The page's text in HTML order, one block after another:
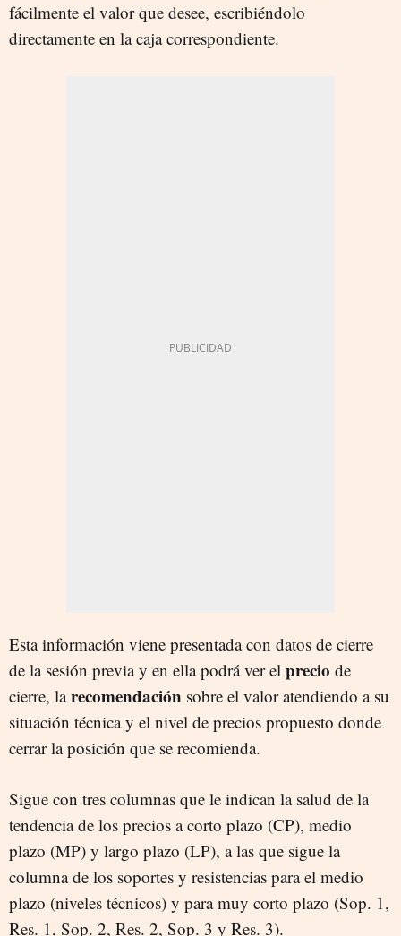
fácilmente el valor que desee, escribiéndolo
directamente en la caja correspondiente.
Esta información viene presentada con datos de cierre
de la sesión previa y en ella podrá ver el precio de
cierre, larecomendación sobre el valor atendiendo a su
situación técnica y el nivel de precios propuesto donde
cerrar la posición que se recomienda.
Sigue con tres columnas que le indican la salud de la
tendencia de los precios a corto plazo (CP), medio
plazo (MP) y largo plazo (LP), a las que sigue la
columna de los soportes y resistencias para el medio
plazo (niveles técnicos) y para muy corto plazo (Sop. 1,
Res. 1, Sop. 2, Res. 2, Sop. 3 y Res. 3).